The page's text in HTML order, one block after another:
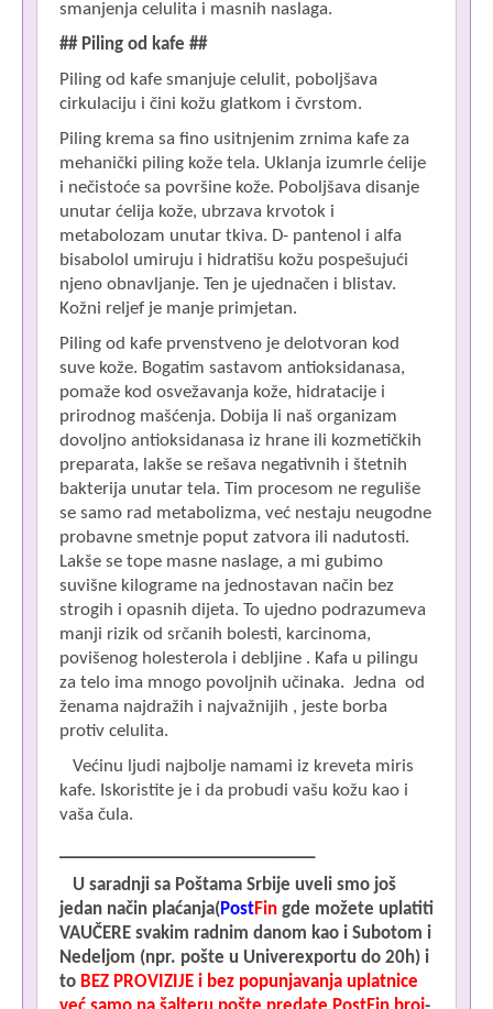
smanjenja celulita i masnih naslaga.
## Piling od kafe ##
Piling od kafe smanjuje celulit, poboljšava
cirkulaciju i čini kožu glatkom i čvrstom.
Piling krema sa fino usitnjenim zrnima kafe za
mehanički piling kože tela. Uklanja izumrle ćelije
i nečistoće sa površine kože. Poboljšava disanje
unutar ćelija kože, ubrzava krvotok i
metabolozam unutar tkiva. D- pantenol i alfa
bisabolol umiruju i hidratišu kožu pospešujući
njeno obnavljanje. Ten je ujednačen i blistav.
Kožni reljef je manje primjetan.
Piling od kafe prvenstveno je delotvoran kod
suve kože. Bogatim sastavom antioksidanasa,
pomaže kod osvežavanja kože, hidratacije i
prirodnog mašćenja. Dobija li naš organizam
dovoljno antioksidanasa iz hrane ili kozmetičkih
preparata, lakše se rešava negativnih i štetnih
bakterija unutar tela. Tim procesom ne reguliše
se samo rad metabolizma, već nestaju neugodne
probavne smetnje poput zatvora ili nadutosti.
Lakše se tope masne naslage, a mi gubimo
suvišne kilograme na jednostavan način bez
strogih i opasnih dijeta. To ujedno podrazumeva
manji rizik od srčanih bolesti, karcinoma,
povišenog holesterola i debljine . Kafa u pilingu
za telo ima mnogo povoljnih učinaka. Jedna od
ženama najdražih i najvažnijih , jeste borba
protiv celulita.
Većinu ljudi najbolje namami iz kreveta miris
kafe. Iskoristite je i da probudi vašu kožu kao i
vaša čula.
U saradnji sa Poštama Srbije uveli smo još
jedan način plaćanja( PostFin gde možete uplatiti
VAUČERE svakim radnim danom kao i Subotom i
Nedeljom (npr. pošte u Univerexportu do 20h) i
to BEZ PROVIZIJE i bez popunjavanja uplatnice